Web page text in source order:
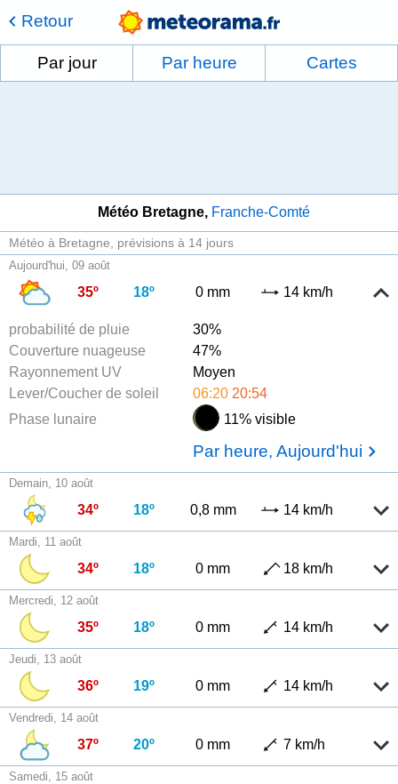
Retour
Par jour Par heure Cartes
Météo Bretagne Franche-Comté
Météo à Bretagne prévisions à 14 jours
Aujourd'hui, 09 août
35º 18º 0 mm 14 km/h
probabilité de pluie
30%
Couverture nuageuse
47%
Rayonnement UV
Moyen
Lever/Coucher de soleil
06:20 20:54
Phase lunaire
11% visible
Par heure, Aujourd'hui
Demain, 10 août
34º 18º 0,8 mm 14 km/h
Mardi, 11 août
34º 18º 0 mm 18 km/h
Mercredi, 12 août
35º 18º 0 mm 14 km/h
Jeudi, 13 août
36º 19º 0 mm 14 km/h
Vendredi, 14 août
37º 20º 0 mm 7 km/h
Samedi, 15 août